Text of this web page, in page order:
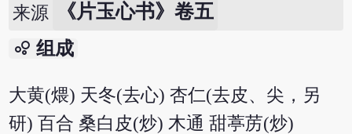
来源 《片玉心书》卷五
bubble_chart 组成
大黄(煨) 天冬(去心) 杏仁(去皮、尖，另
研) 百合 桑白皮(炒) 木通 甜葶苈(炒)